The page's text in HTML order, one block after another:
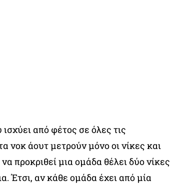
από φέτος σε όλες τις
νοκ άουτ μετρούν μόνο οι νίκες και
προκριθεί μια ομάδα θέλει δύο νίκες
Έτσι, αν κάθε ομάδα έχει από μία